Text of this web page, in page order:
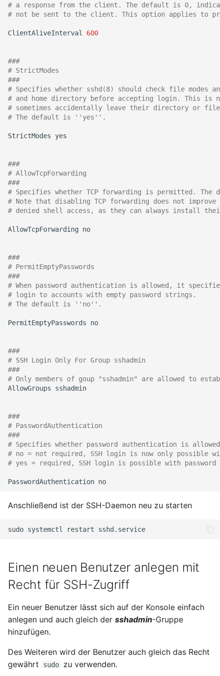
# a response from the client. The default is 0,
# not be sent to the client. This option applies to
ClientAliveInterval 600
###
# StrictModes
###
# Specifies whether sshd(8) should check file
# and home directory before accepting login. This is
# sometimes accidentally leave their directory or
# The default is ''yes''.
StrictModes yes
###
# AllowTcpForwarding
###
# Specifies whether TCP forwarding is permitted.
# Note that disabling TCP forwarding does not
# denied shell access, as they can always install
AllowTcpForwarding no
###
# PermitEmptyPasswords
###
# When password authentication is allowed, it
# login to accounts with empty password strings.
# The default is ''no''.
PermitEmptyPasswords no
###
# SSH Login Only For Group sshadmin
###
# Only members of goup "sshadmin" are allowed to
AllowGroups
sshadmin
###
# PasswordAuthentication
###
# Specifies whether password authentication is
# no = not required, SSH login is now only possible
# yes = required, SSH login is possible with password
PasswordAuthentication
Anschließend ist der SSH-Daemon neu zu starten
sudo systemctl restart
Einen neuen Benutzer anlegen mit
Recht für SSH-Zugriff
Ein neuer Benutzer lässt sich auf der Konsole einfach
anlegen und auch gleich der sshadmin-Gruppe
hinzufügen.
Des Weiteren wird der Benutzer auch gleich das Recht
gewährt
sudo zu verwenden.